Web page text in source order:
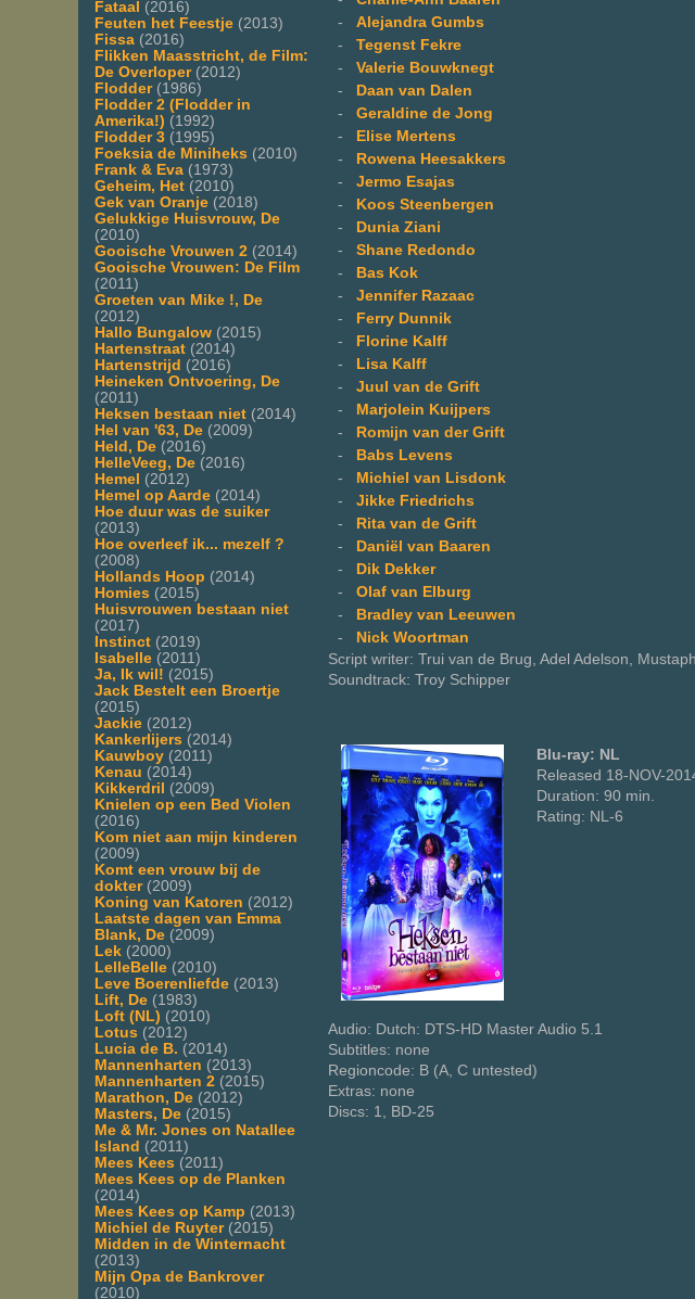
Fataal (2016)
Feuten het Feestje (2013)
Fissa (2016)
Flikken Maasstricht, de Film:
De Overloper(2012)
Flodder(1986)
Flodder 2 (Flodder in
Amerika!) (1992)
Flodder 3 (1995)
Foeksia de Miniheks (2010)
Frank & Eva (1973)
Geheim, Het (2010)
Gek van Oranje (2018)
Gelukkige Huisvrouw, De
(2010)
Gooische Vrouwen 2 (2014)
Gooische Vrouwen: De Film
(2011)
Groeten van Mike !, De
(2012)
Hallo Bungalow (2015)
Hartenstraat (2014)
Hartenstrijd (2016)
Heineken Ontvoering, De
(2011)
Heksen bestaan niet (2014)
Hel van '63, De (2009)
Held, De (2016)
HelleVeeg, De (2016)
Hemel (2012)
Hemel op Aarde (2014)
Hoe duur was de suiker
(2013)
Hoe overleef ik... mezelf ?
(2008)
Hollands Hoop (2014)
Homies (2015)
Huisvrouwen bestaan niet
(2017)
Instinct (2019)
Isabelle (2011)
Ja, Ik wil! (2015)
Jack Bestelt een Broertje
(2015)
Jackie (2012)
Kankerlijers (2014)
Kauwboy (2011)
Kenau (2014)
Kikkerdril
(2009)
Knielen op een Bed Violen
(2016)
Kom niet aan mijn kinderen
(2009)
Komt een vrouw bij de
dokter(2009)
Koning van Katoren (2012)
Laatste dagen van Emma
Blank, De (2009)
Lek (2000)
LelleBelle (2010)
Leve Boerenliefde (2013)
Lift, De (1983)
Loft (NL) (2010)
Lotus (2012)
Lucia de B. (2014)
Mannenharten (2013)
Mannenharten 2 (2015)
Marathon, De (2012)
Masters, De (2015)
Me & Mr. Jones on Natallee
Island (2011)
Mees Kees (2011)
Mees Kees op de Planken
(2014)
Mees Kees op Kamp (2013)
Michiel de Ruyter(2015)
Midden in de Winternacht
(2013)
Mijn Opa de Bankrover
(2010)
- Alejandra Gumbs
- Tegenst Fekre
- Valerie Bouwknegt
-
Daan van Dalen
- Geraldine de Jong
-
Elise Mertens
-
Rowena Heesakkers
- Jermo Esajas
-
Koos Steenbergen
-
Dunia Ziani
- Shane Redondo
-
Bas Kok
- Jennifer Razaac
-
Ferry Dunnik
-
Florine Kalff
-
Lisa Kalff
- Juul van de Grift
-
Marjolein Kuijpers
-
Romijn van der Grift
-
Babs Levens
-
Michiel van Lisdonk
- Jikke Friedrichs
-
Rita van de Grift
-
Daniël van Baaren
-
Dik Dekker
- Olaf van Elburg
-
Bradley van Leeuwen
-
Nick Woortman
Script writer: Trui van de Brug, Adel Adelson,
Soundtrack: Troy Schipper
Blu-ray: NL
Released 18-NOV-
Duration: 90 min.
Rating: NL-6
Audio: Dutch: DTS-HD Master Audio 5.1
Subtitles: none
Regioncode: B (A, C untested)
Extras: none
Discs: 1, BD-25